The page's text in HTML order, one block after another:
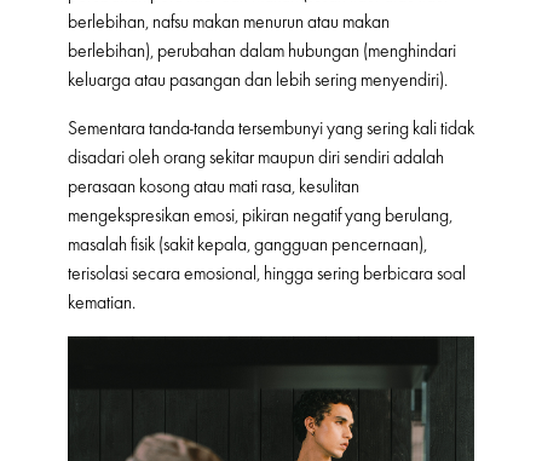
berlebihan, nafsu makan menurun atau makan
berlebihan), perubahan dalam hubungan (menghindari
keluarga atau pasangan dan lebih sering menyendiri).
Sementara tanda-tanda tersembunyi yang sering kali tidak
disadari oleh orang sekitar maupun diri sendiri adalah
perasaan kosong atau mati rasa, kesulitan
mengekspresikan emosi, pikiran negatif yang berulang,
masalah fisik (sakit kepala, gangguan pencernaan),
terisolasi secara emosional, hingga sering berbicara soal
kematian.